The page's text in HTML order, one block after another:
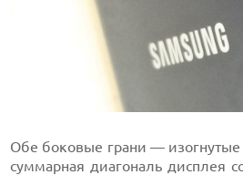
Обе боковые грани — изогнутые
суммарная диагональ дисплея